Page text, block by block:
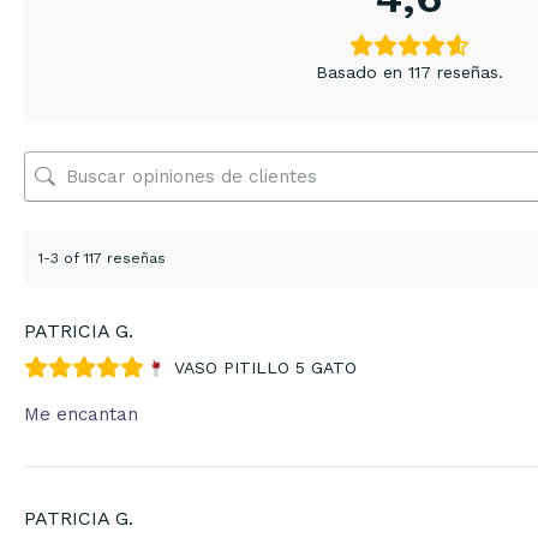
Basado en 117 reseñas.
1-3 of 117 reseñas
PATRICIA G.
VASO PITILLO 5 GATO
Me encantan
PATRICIA G.